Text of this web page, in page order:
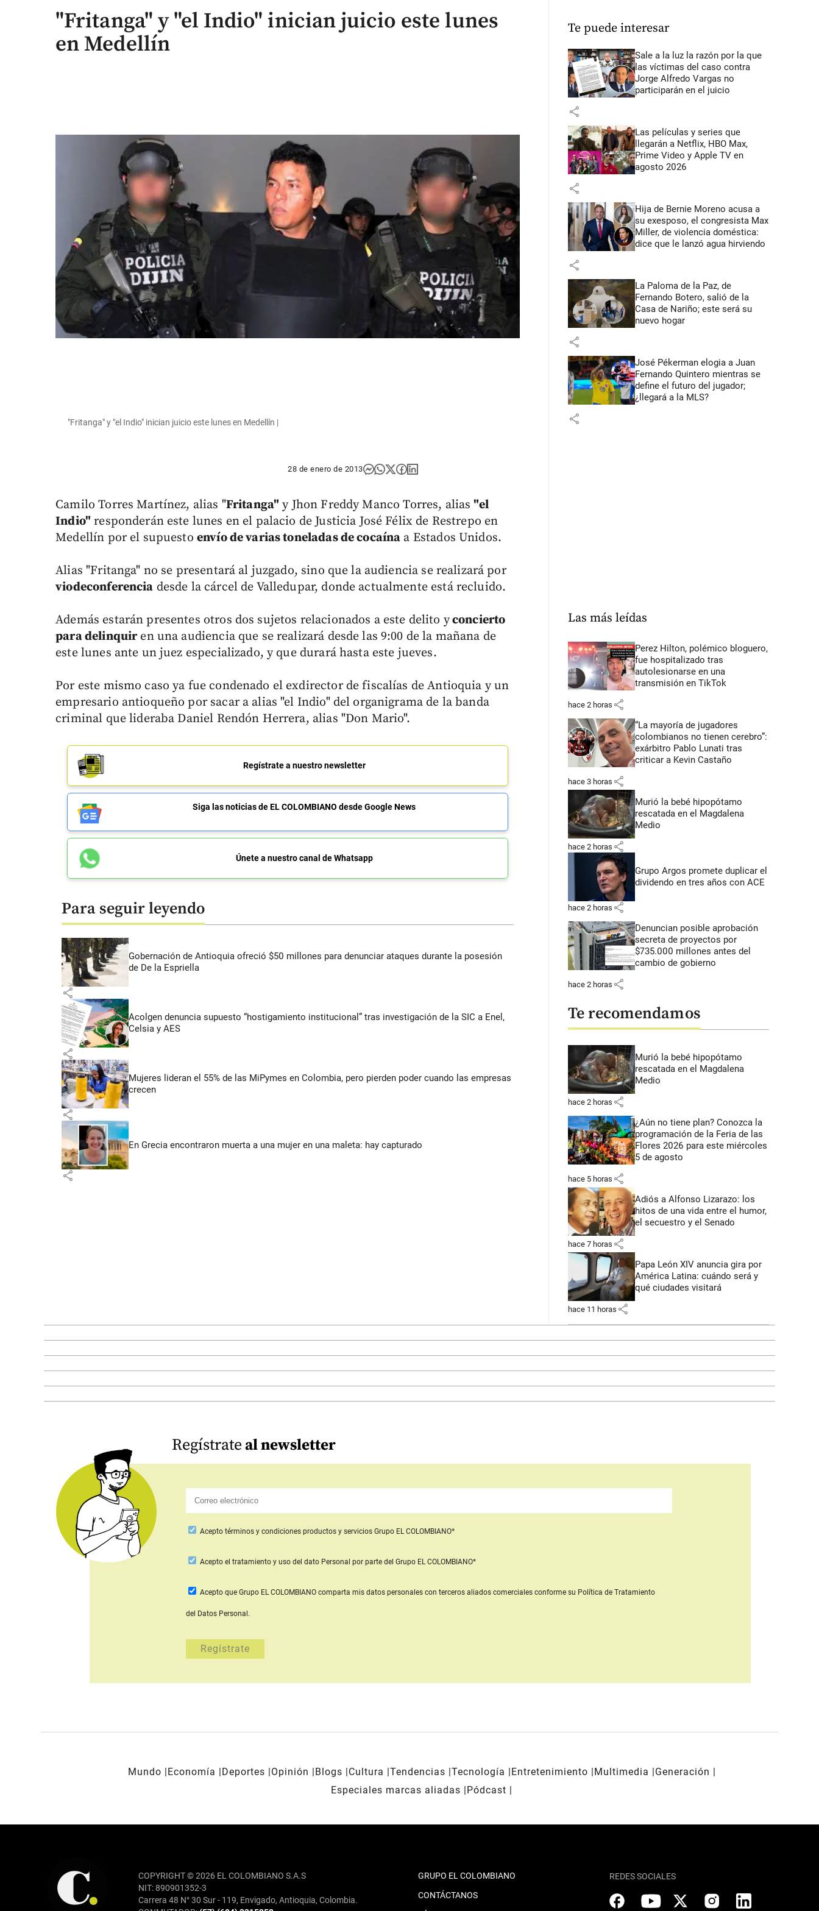
"Fritanga" y "el Indio" inician juicio este lunes
en Medellín
"Fritanga" y "el Indio" inician juicio este lunes en Medellín |
28 de enero de 2013
Camilo Torres Martínez, alias "Fritanga" y Jhon Freddy Manco Torres, alias"el
Indio" responderán este lunes en el palacio de Justicia José Félix de Restrepo en
Medellín por el supuesto envío de varias toneladas de cocaína a Estados Unidos.
Alias "Fritanga" no se presentará al juzgado, sino que la audiencia se realizará por
viodeconferencia desde la cárcel de Valledupar, donde actualmente está recluido.
Además estarán presentes otros dos sujetos relacionados a este delito yconcierto
para delinquiren una audiencia que se realizará desde las 9:00 de la mañana de
este lunes ante un juez especializado, y que durará hasta este jueves.
Por este mismo caso ya fue condenado el exdirector de fiscalías de Antioquia y un
empresario antioqueño por sacar a alias "el Indio" del organigrama de la banda
criminal que lideraba Daniel Rendón Herrera, alias "Don Mario".
Regístrate a nuestro newsletter
Siga las noticias de EL COLOMBIANO desde Google News
Únete a nuestro canal de Whatsapp
Para seguir leyendo
Gobernación de Antioquia ofreció $50 millones para denunciar ataques durante la posesión
de De la Espriella
share
Acolgen denuncia supuesto “hostigamiento institucional” tras investigación de la SIC a Enel,
Celsia y AES
share
Mujeres lideran el 55% de las MiPymes en Colombia, pero pierden poder cuando las empresas
crecen
share
En Grecia encontraron muerta a una mujer en una maleta: hay capturado
share
Te puede interesar
Sale a la luz la razón por la que
las víctimas del caso contra
Jorge Alfredo Vargas no
participarán en el juicio
share
Las películas y series que
llegarán a Netflix, HBO Max,
Prime Video y Apple TV en
agosto 2026
share
Hija de Bernie Moreno acusa a
su exesposo, el congresista Max
Miller, de violencia doméstica:
dice que le lanzó agua hirviendo
share
La Paloma de la Paz, de
Fernando Botero, salió de la
Casa de Nariño; este será su
nuevo hogar
share
José Pékerman elogia a Juan
Fernando Quintero mientras se
define el futuro del jugador;
¿llegará a la MLS?
share
Las más leídas
Perez Hilton, polémico bloguero,
fue hospitalizado tras
autolesionarse en una
transmisión en TikTok
hace 2 horas share
“La mayoría de jugadores
colombianos no tienen cerebro”:
exárbitro Pablo Lunati tras
criticar a Kevin Castaño
hace 3 horas share
Murió la bebé hipopótamo
rescatada en el Magdalena
Medio
hace 2 horas share
Grupo Argos promete duplicar el
dividendo en tres años con ACE
hace 2 horas share
Denuncian posible aprobación
secreta de proyectos por
$735.000 millones antes del
cambio de gobierno
hace 2 horas share
Te recomendamos
Murió la bebé hipopótamo
rescatada en el Magdalena
Medio
hace 2 horas share
¿Aún no tiene plan? Conozca la
programación de la Feria de las
Flores 2026 para este miércoles
5 de agosto
hace 5 horas share
Adiós a Alfonso Lizarazo: los
hitos de una vida entre el humor,
el secuestro y el Senado
hace 7 horas share
Papa León XIV anuncia gira por
América Latina: cuándo será y
qué ciudades visitará
hace 11 horas share
Regístrateal newsletter
Acepto términos y condiciones productos y servicios Grupo EL COLOMBIANO*
Aceptoel tratamiento y uso del dato Personal por parte del Grupo EL COLOMBIANO*
Acepto que Grupo EL COLOMBIANO comparta mis datos personales con terceros aliados comercialesconforme su Política de Tratamiento
del Datos Personal.
Mundo Economía Deportes Opinión Blogs Cultura Tendencias Tecnología Entretenimiento Multimedia
Generación
Especiales marcas aliadas
Pódcast
COPYRIGHT © 2026 EL COLOMBIANO S.A.S
NIT: 890901352-3
Carrera 48 N° 30 Sur - 119, Envigado, Antioquia, Colombia.
GRUPO EL COLOMBIANO
CONTÁCTANOS
REDES SOCIALES